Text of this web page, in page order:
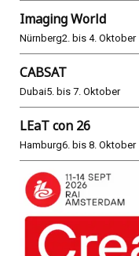
Imaging World
Nürnberg2. bis 4. Oktober
CABSAT
Dubai5. bis 7. Oktober
LEaT con 26
Hamburg6. bis 8. Oktober